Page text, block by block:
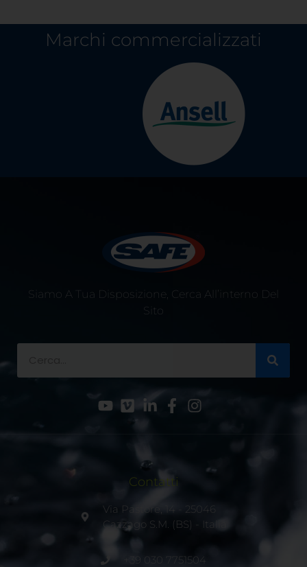
Marchi commercializzati
Siamo A Tua Disposizione, Cerca All’interno Del
Sito
Contatti
Via Pastore, 14 - 25046
Cazzago S.M. (BS) - Italia
+39 030 7751504